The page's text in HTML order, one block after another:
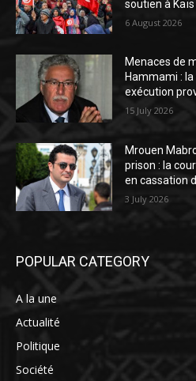
soutien à
6 August 2026
Menaces de
Hammami :
exécution
15 July 2026
Mrouen
prison : la
en cassation
3 July 2026
POPULAR CATEGORY
A la une
Actualité
Politique
Société